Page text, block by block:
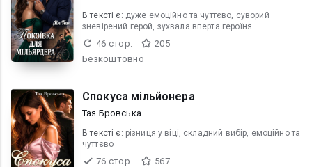
В текcті є: дуже емоційно та чуттєво, суворий
зневірений герой, зухвала вперта героїня
46 стор.
205
Безкоштовно
Спокуса мільйонера
Тая Бровська
В текcті є: різниця у віці, складний вибір, емоційно та
чуттєво
76 стор.
567